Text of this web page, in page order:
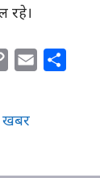
रहे।
y
i
खबर